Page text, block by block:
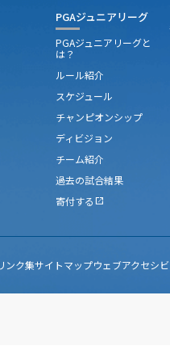
PGAジュニアリーグ
PGAジュニアリーグと
は？
ルール紹介
スケジュール
チャンピオンシップ
ディビジョン
チーム紹介
過去の試合結果
寄付する open_in_new
ンク集サイトマップウェブアクセシ